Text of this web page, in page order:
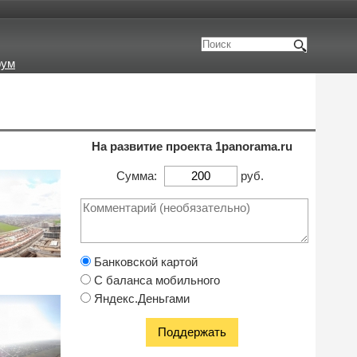
На развитие проекта 1panorama.ru
Сумма: руб.
Банковской картой
С баланса мобильного
Яндекс.Деньгами